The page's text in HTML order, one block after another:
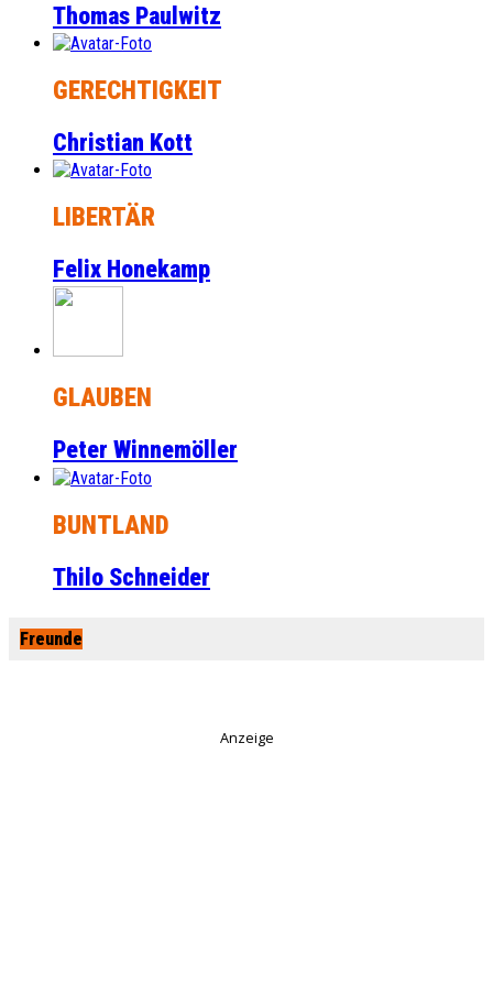
Thomas Paulwitz
GERECHTIGKEIT
Christian Kott
LIBERTÄR
Felix Honekamp
GLAUBEN
Peter Winnemöller
BUNTLAND
Thilo Schneider
Freunde
Anzeige